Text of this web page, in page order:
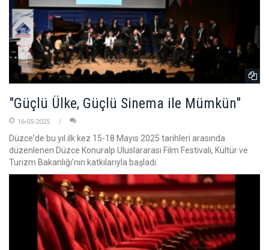
"Güçlü Ülke, Güçlü Sinema ile Mümkün"
16-05-2025
Düzce'de bu yıl ilk kez 15-18 Mayıs 2025 tarihleri arasında
düzenlenen Düzce Konuralp Uluslararası Film Festivali, Kültür ve
Turizm Bakanlığı’nın katkılarıyla başladı.